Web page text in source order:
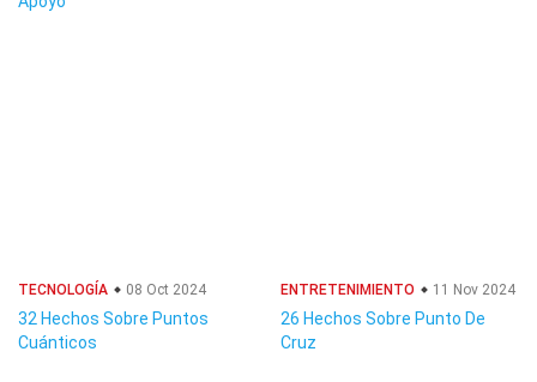
TECNOLOGÍA 08 Oct 2024
32 Hechos Sobre Puntos
Cuánticos
ENTRETENIMIENTO 11 Nov 2024
26 Hechos Sobre Punto De
Cruz